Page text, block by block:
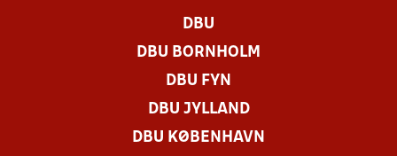
DBU
DBU BORNHOLM
DBU FYN
DBU JYLLAND
DBU KØBENHAVN